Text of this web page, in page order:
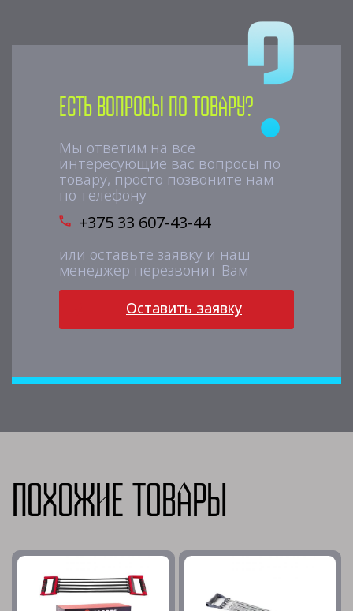
Есть вопросы по товару?
Мы ответим на все
интересующие вас вопросы по
товару, просто позвоните нам
по телефону
+375 33 607-43-44
или оставьте заявку и наш
менеджер перезвонит Вам
Оставить заявку
Похожие товары